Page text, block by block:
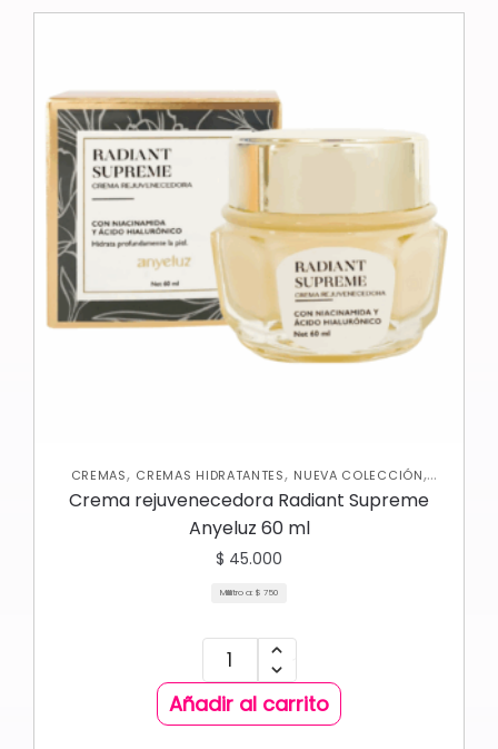
CREMAS, CREMAS HIDRATANTES, NUEVA COLECCIÓN,
ROSTRO
Crema rejuvenecedora Radiant Supreme
Anyeluz 60 ml
$ 45.000
Mililitro a: $ 750
Añadir al carrito